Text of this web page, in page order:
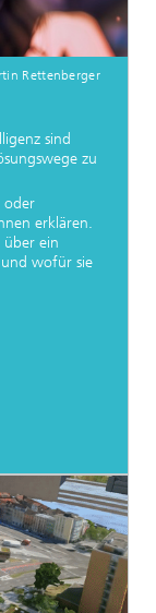
Rettenberger
sind
zu
oder
erklären.
über ein
wofür sie